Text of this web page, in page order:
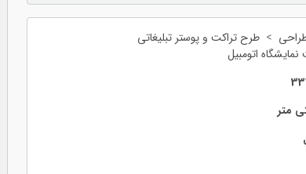
طرح تراکت و پوستر تبلیغاتی
نمایشگاه اتومبیل